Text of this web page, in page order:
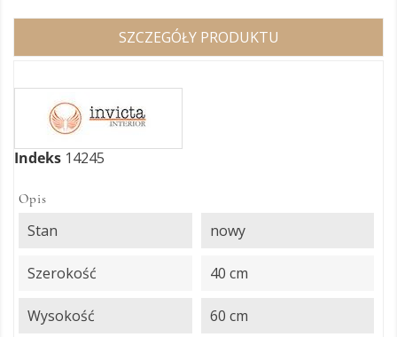
SZCZEGÓŁY PRODUKTU
Indeks 14245
Opis
Stan nowy
Szerokość 40 cm
Wysokość 60 cm